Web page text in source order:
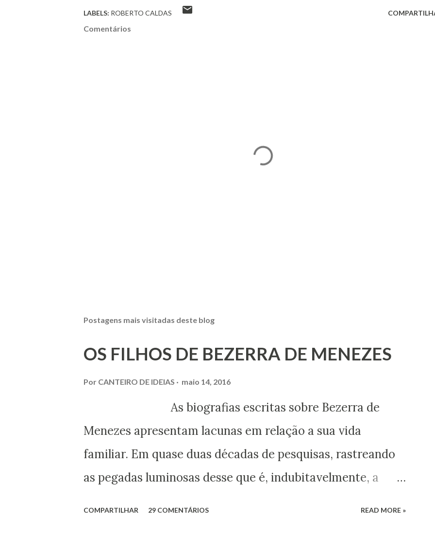
LABELS: ROBERTO CALDAS
Comentários
Postagens mais visitadas deste blog
OS FILHOS DE BEZERRA DE MENEZES
Por CANTEIRO DE IDEIAS maio 14, 2016
As biografias escritas sobre Bezerra de
Menezes apresentam lacunas em relação a sua vida
familiar. Em quase duas décadas de pesquisas, rastreando
as pegadas luminosas desse que é, indubitavelmente, a
COMPARTILHAR 29 COMENTÁRIOS READ MORE »